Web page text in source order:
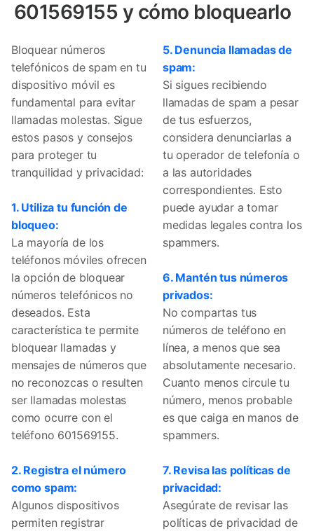
601569155 y cómo bloquearlo
Bloquear números
telefónicos de spam en tu
dispositivo móvil es
fundamental para evitar
llamadas molestas. Sigue
estos pasos y consejos
para proteger tu
tranquilidad y privacidad:
1. Utiliza tu función de
bloqueo:
La mayoría de los
teléfonos móviles ofrecen
la opción de bloquear
números telefónicos no
deseados. Esta
característica te permite
bloquear llamadas y
mensajes de números que
no reconozcas o resulten
ser llamadas molestas
como ocurre con el
teléfono 601569155.
2. Registra el número
como spam:
Algunos dispositivos
permiten registrar
5. Denuncia llamadas de
spam:
Si sigues recibiendo
llamadas de spam a pesar
de tus esfuerzos,
considera denunciarlas a
tu operador de telefonía o
a las autoridades
correspondientes. Esto
puede ayudar a tomar
medidas legales contra los
spammers.
6. Mantén tus números
privados:
No compartas tus
números de teléfono en
línea, a menos que sea
absolutamente necesario.
Cuanto menos circule tu
número, menos probable
es que caiga en manos de
spammers.
7. Revisa las políticas de
privacidad:
Asegúrate de revisar las
políticas de privacidad de